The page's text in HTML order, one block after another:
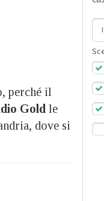
perché il
Gold le
dove si